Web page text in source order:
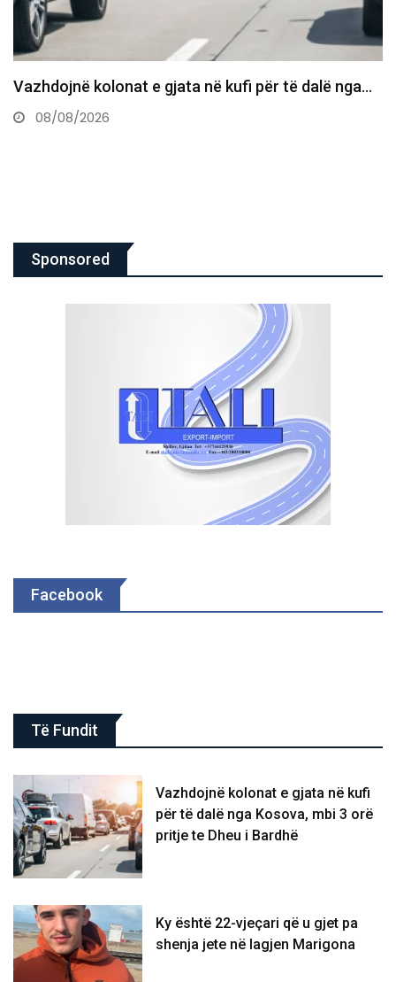
Bie sërish çmimi i naftës, 1.63 euro për litër
08/08/2026
Sponsored
Facebook
Të Fundit
Vazhdojnë kolonat e gjata në kufi
për të dalë nga Kosova, mbi 3 orë
pritje te Dheu i Bardhë
Ky është 22-vjeçari që u gjet pa
shenja jete në lagjen Marigona